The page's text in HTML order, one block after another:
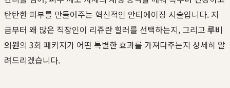
탄탄한 피부를 만들어주는 혁신적인 안티에이징 시술입니다. 지
금부터 왜 많은 직장인이 리쥬란 힐러를 선택하는지, 그리고 루비
의원의 3회 패키지가 어떤 특별한 효과를 가져다주는지 상세히 알
려드리겠습니다.